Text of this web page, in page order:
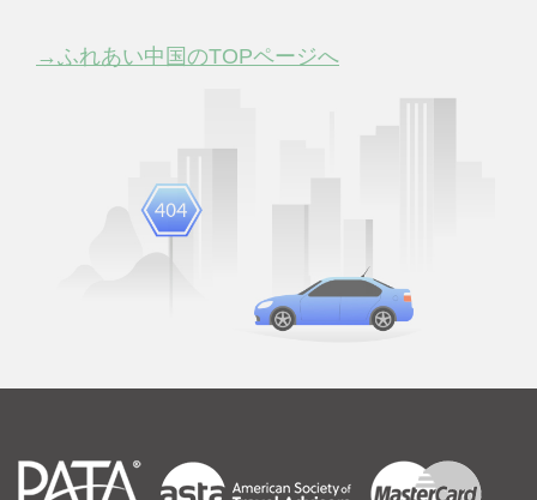
→ふれあい中国のTOPページへ